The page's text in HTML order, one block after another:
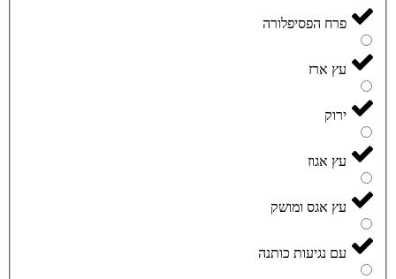
פרח הפסיפלורה
עץ ארז
ירוק
עץ אגוז
עץ אגס ומושק
עם נגיעות כותנה